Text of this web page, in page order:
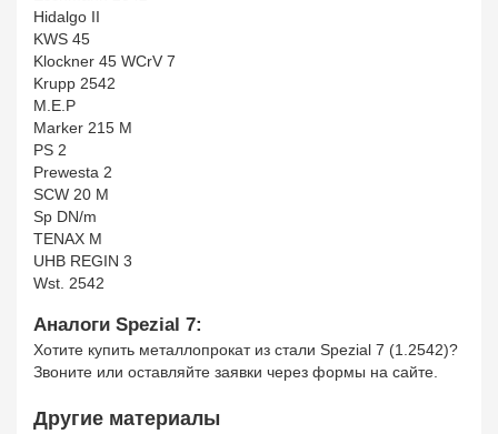
Hidalgo II
KWS 45
Klockner 45 WCrV 7
Krupp 2542
M.E.P
Marker 215 M
PS 2
Prewesta 2
SCW 20 M
Sp DN/m
TENAX M
UHB REGIN 3
Wst. 2542
Аналоги Spezial 7:
Хотите купить металлопрокат из стали Spezial 7 (1.2542)?
Звоните или оставляйте заявки через формы на сайте.
Другие материалы